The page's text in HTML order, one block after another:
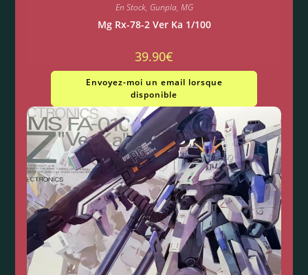
En Stock, Gunpla, MG
Mg Rx-78-2 Ver Ka 1/100
39.90€
Envoyez-moi un email lorsque
disponible